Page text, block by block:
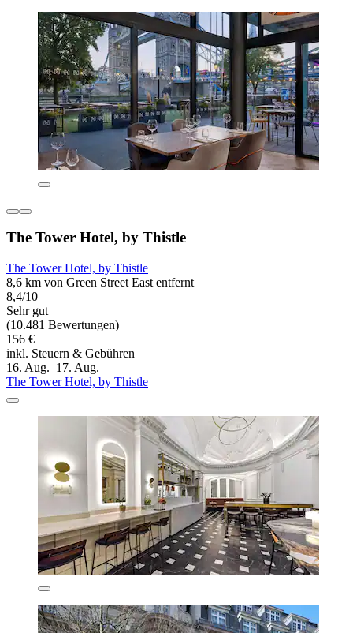
The Tower Hotel, by Thistle
The Tower Hotel, by Thistle
8,6 km von Green Street East entfernt
8,4/10
Sehr gut
(10.481 Bewertungen)
156 €
inkl. Steuern & Gebühren
16. Aug.–17. Aug.
The Tower Hotel, by Thistle